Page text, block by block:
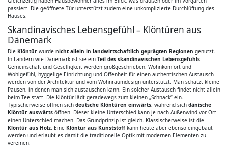
passiert. Die geöffnete Tür unterstützt zudem eine unkomplizierte Durchlüftung des
Hauses.
Skandinavisches Lebensgefühl – Klöntüren aus
Dänemark
Die Klöntür wurde nicht allein in landwirtschaftlich geprägten Regionen genutzt.
In Ländern wie Dänemark ist sie ein Teil des skandinavischen Lebensgefühls.
Gemeinschaft und Geselligkeit werden großgeschrieben. Wohnkomfort und
Wohlgefühl, hyggelige Einrichtung und Offenheit für einen authentischen Austausch
werden von der Architektur und vom Wohnraumdesign unterstützt. Man schätzt kleine
Pausen, in denen man sich austauschen kann. Ein solcher Austausch findet nicht allein
beim Tee statt. Die Klöntür lädt geradewegs zum kleinen „Schnack“ ein.
Typischerweise öffnen sich deutsche Klöntüren einwärts, während sich dänische
Klöntür auswärts öffnen. Dieser kleine Unterschied kann je nach Außenwind vor Ort
einen Unterschied machen. Das Grundprinzip ist gleich. Klassischerweise ist die
Klöntür aus Holz. Eine Klöntür aus Kunststoff kann heute aber ebenso eingebaut
werden und erlaubt es damit die traditionelle Optik mit modernen Elementen zu
vereinen.